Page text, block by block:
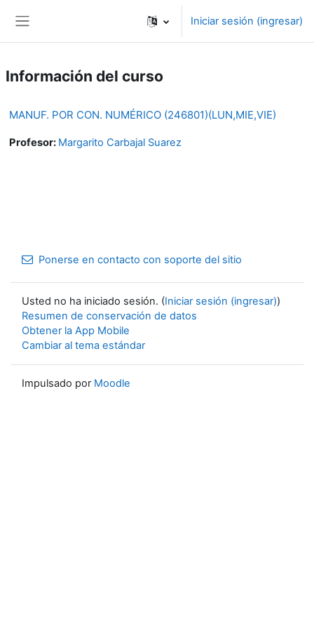
Iniciar sesión (ingresar)
Información del curso
MANUF. POR CON. NUMÉRICO (246801)(LUN,MIE,VIE)
Profesor: Margarito Carbajal Suarez
Ponerse en contacto con soporte del sitio
Usted no ha iniciado sesión. (Iniciar sesión (ingresar))
Resumen de conservación de datos
Obtener la App Mobile
Cambiar al tema estándar
Impulsado por Moodle